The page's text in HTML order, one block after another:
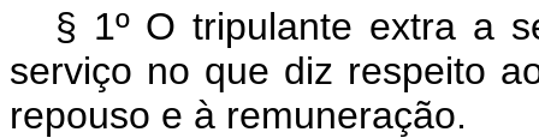
§ 1º O tripulante extra a
serviço no que diz respeito
repouso e à remuneração.